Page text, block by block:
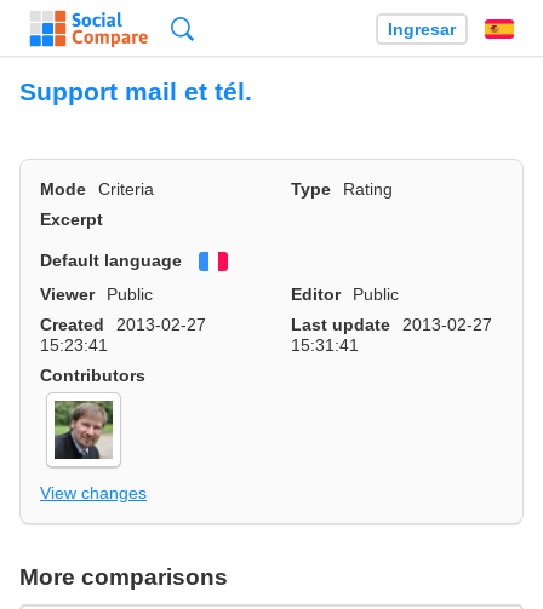
Ingresar
Support mail et tél.
Mode Criteria Type
Rating
Excerpt
Default language
Viewer
Public Editor
Public
Created
2013-02-27
15:23:41
Last update
2013-02-27
15:31:41
Contributors
View changes
More comparisons